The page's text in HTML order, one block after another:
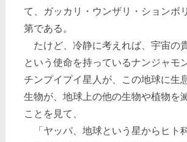
て、ガッカリ・ウンザリ・ションボ
第である。
たけど、冷静に考えれば、宇宙の
という使命を持っているナンジャモ
チンプイプイ星人が、この地球に生
生物が、地球上の他の生物や植物を
ことを見て、
「ヤッパ、地球という星からヒト